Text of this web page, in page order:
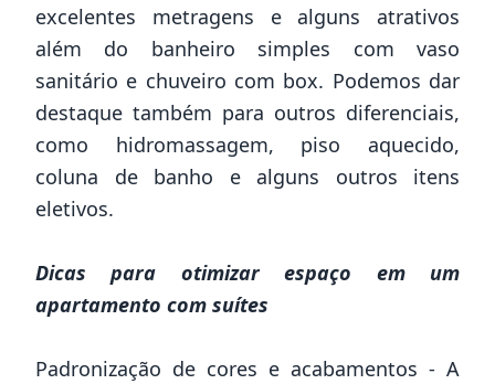
excelentes metragens e alguns atrativos
além do banheiro simples com vaso
sanitário e chuveiro com box. Podemos dar
destaque também para outros diferenciais,
como hidromassagem, piso aquecido,
coluna de banho e alguns outros itens
eletivos.
Dicas para otimizar espaço em um
apartamento com suítes
Padronização de cores e acabamentos - A